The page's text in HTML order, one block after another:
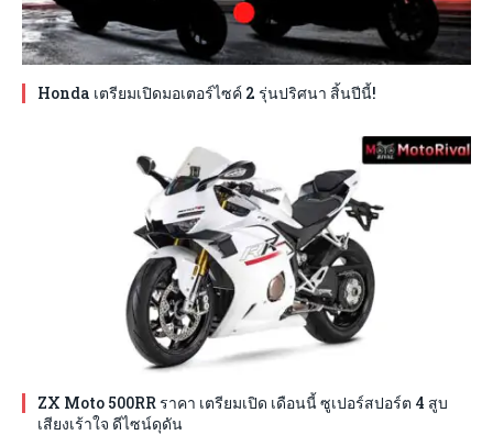
Honda เตรียมเปิดมอเตอร์ไซค์ 2 รุ่นปริศนา สิ้นปีนี้!
ZX Moto 500RR ราคา เตรียมเปิด เดือนนี้ ซูเปอร์สปอร์ต 4 สูบ
เสียงเร้าใจ ดีไซน์ดุดัน